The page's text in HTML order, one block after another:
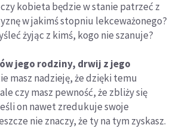
kobieta będzie w stanie patrzeć z
w jakimś stopniu lekceważonego?
żyjąc z kimś, kogo nie szanuje?
jego rodziny, drwij z jego
masz nadzieję, że dzięki temu
czy masz pewność, że zbliży się
on nawet zredukuje swoje
nie znaczy, że ty na tym zyskasz.